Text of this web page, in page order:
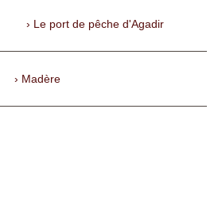
Le port de pêche d'Agadir
Madère